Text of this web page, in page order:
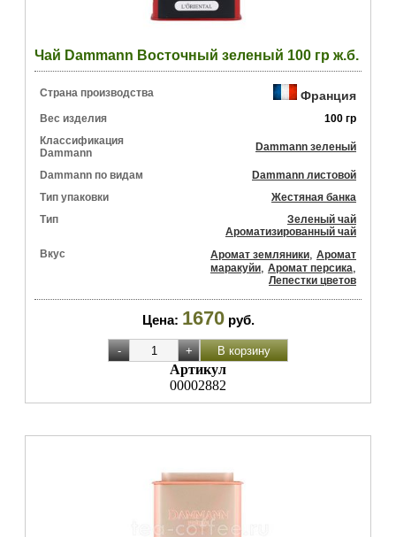
Чай Dammann Восточный зеленый 100 гр ж.б.
Страна производства Франция
Вес изделия
100 гр
Классификация
Dammann
Dammann зеленый
Dammann по видам
Dammann листовой
Тип упаковки
Жестяная банка
Тип
Зеленый чай
Ароматизированный чай
Вкус
Аромат земляники, Аромат
маракуйи, Аромат персика,
Лепестки цветов
Цена: 1670 руб.
Артикул
00002882